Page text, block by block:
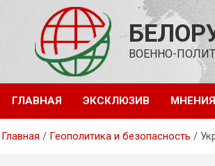
содержимому
ВОЕННО-
ГЛАВНАЯ ЭКСКЛЮЗИВ МНЕНИЯ
Главная Геополитика и безопасность